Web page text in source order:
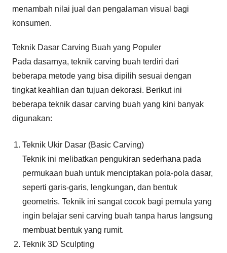
menambah nilai jual dan pengalaman visual bagi
konsumen.
Teknik Dasar Carving Buah yang Populer
Pada dasarnya, teknik carving buah terdiri dari
beberapa metode yang bisa dipilih sesuai dengan
tingkat keahlian dan tujuan dekorasi. Berikut ini
beberapa teknik dasar carving buah yang kini banyak
digunakan:
Teknik Ukir Dasar (Basic Carving)
Teknik ini melibatkan pengukiran sederhana pada
permukaan buah untuk menciptakan pola-pola dasar,
seperti garis-garis, lengkungan, dan bentuk
geometris. Teknik ini sangat cocok bagi pemula yang
ingin belajar seni carving buah tanpa harus langsung
membuat bentuk yang rumit.
Teknik 3D Sculpting